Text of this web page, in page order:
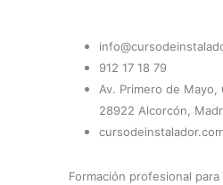
912 17 18 79
Av. Primero de Mayo,
28922 Alcorcón,
Formación profesional